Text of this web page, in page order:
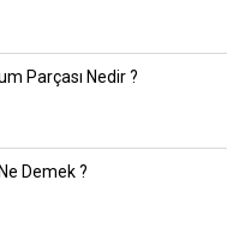
Parçası Nedir ?
Demek ?